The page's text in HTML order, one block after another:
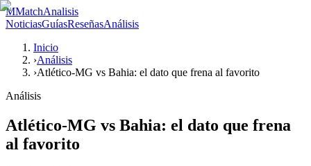
MMatchAnalisis
NoticiasGuíasReseñasAnálisis
Inicio
›Análisis
›Atlético-MG vs Bahia: el dato que frena al favorito
Análisis
Atlético-MG vs Bahia: el dato que frena
al favorito